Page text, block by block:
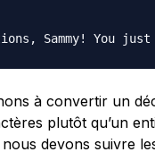
à convertir un
plutôt qu’un
devons suivre